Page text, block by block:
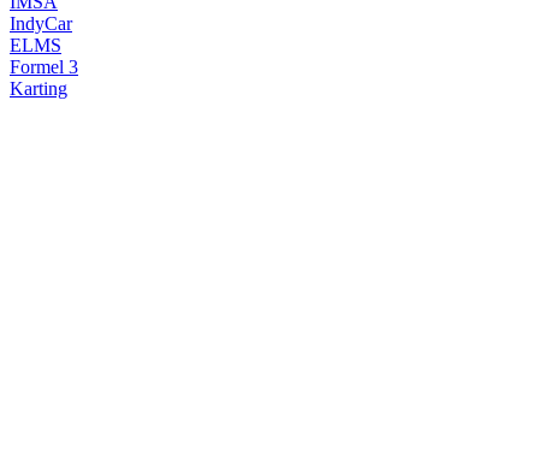
IndyCar
ELMS
Formel 3
Karting